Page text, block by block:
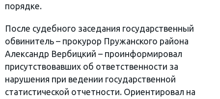
порядке.
После судебного заседания государственный
обвинитель – прокурор Пружанского района
Александр Вербицкий – проинформировал
присутствовавших об ответственности за
нарушения при ведении государственной
статистической отчетности. Ориентировал на